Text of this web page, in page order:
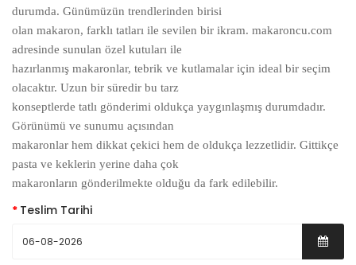
durumda. Günümüzün trendlerinden birisi
olan makaron, farklı tatları ile sevilen bir ikram. makaroncu.com
adresinde sunulan özel kutuları ile
hazırlanmış makaronlar, tebrik ve kutlamalar için ideal bir seçim
olacaktır. Uzun bir süredir bu tarz
konseptlerde tatlı gönderimi oldukça yaygınlaşmış durumdadır.
Görünümü ve sunumu açısından
makaronlar hem dikkat çekici hem de oldukça lezzetlidir. Gittikçe
pasta ve keklerin yerine daha çok
makaronların gönderilmekte olduğu da fark edilebilir.
Teslim Tarihi